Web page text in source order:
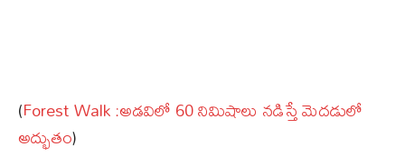
(Forest Walk :అడవిలో 60 నిమిషాలు నడిస్తే మెదడులో
అద్భుతం)